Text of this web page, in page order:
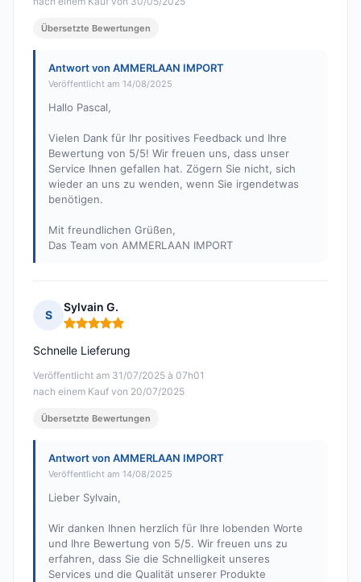
Übersetzte Bewertungen
Antwort von AMMERLAAN IMPORT
Veröffentlicht am 14/08/2025
Hallo Pascal,
Vielen Dank für Ihr positives Feedback und Ihre
Bewertung von 5/5! Wir freuen uns, dass unser
Service Ihnen gefallen hat. Zögern Sie nicht, sich
wieder an uns zu wenden, wenn Sie irgendetwas
benötigen.
Mit freundlichen Grüßen,
Das Team von AMMERLAAN IMPORT
S
Sylvain G.
Hinweis: 5 von 5
Veröffentlicht am 31/07/2025 à 07h01
nach einem Kauf von 20/07/2025
Schnelle Lieferung
Übersetzte Bewertungen
Antwort von AMMERLAAN IMPORT
Veröffentlicht am 14/08/2025
Lieber Sylvain,
Wir danken Ihnen herzlich für Ihre lobenden Worte
und Ihre Bewertung von 5/5. Wir freuen uns zu
erfahren, dass Sie die Schnelligkeit unseres
Services und die Qualität unserer Produkte